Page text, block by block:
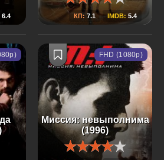
6.4 КП: 7.1 IMDB: 5.4
Миссия: невыполнима
(1996)
FHD (1080p)